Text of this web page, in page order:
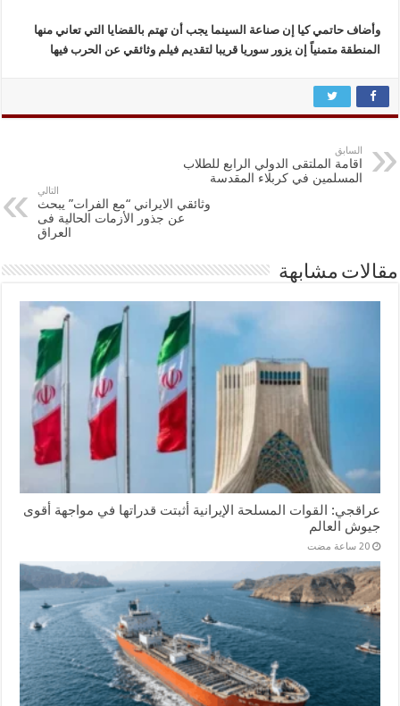
وأضاف حاتمي كيا إن صناعة السينما يجب أن تهتم بالقضايا التي تعاني منها
المنطقة متمنياً إن يزور سوريا قريبا لتقديم فيلم وثائقي عن الحرب فيها
السابق
اقامة الملتقى الدولي الرابع للطلاب
المسلمين في كربلاء المقدسة
التالي
وثائقي الايراني “مع الفرات” يبحث
عن جذور الأزمات الحالية فى
العراق
مقالات مشابهة
عراقجي: القوات المسلحة الإيرانية أثبتت قدراتها في مواجهة أقوى
جيوش العالم
‏20 ساعة مضت